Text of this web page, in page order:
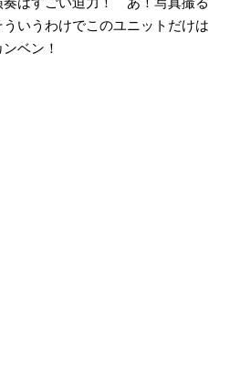
うわけでこのユニットだけは
ベン！